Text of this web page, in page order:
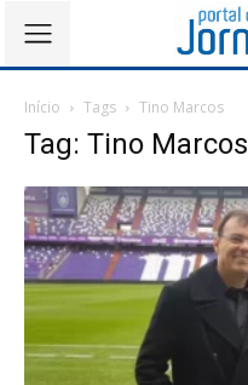
Início Tags Tino Marcos
Tag: Tino Marcos